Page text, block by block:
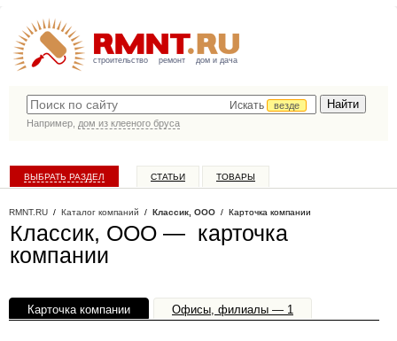
строительство ремонт дом и дача
Искать
везде
Например, дом из клееного бруса
ВЫБРАТЬ РАЗДЕЛ СТАТЬИ ТОВАРЫ
RMNT.RU / Каталог компаний / Классик, ООО / Карточка компании
Классик, ООО — карточка
компании
Карточка компании Офисы, филиалы — 1